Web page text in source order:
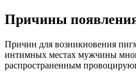
Причины
Причин для возникновения
интимных местах мужчины
распространенным